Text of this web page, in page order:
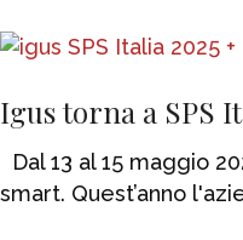
Igus torna a SPS
Dal 13 al 15 maggio
smart. Quest’anno